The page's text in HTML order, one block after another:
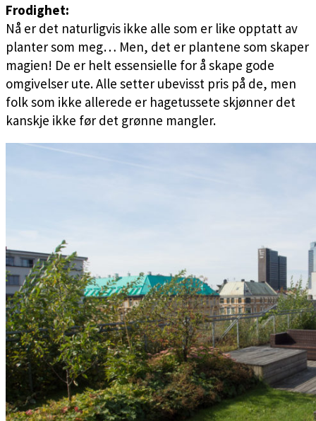
Frodighet:
Nå er det naturligvis ikke alle som er like opptatt av
planter som meg… Men, det er plantene som skaper
magien! De er helt essensielle for å skape gode
omgivelser ute. Alle setter ubevisst pris på de, men
folk som ikke allerede er hagetussete skjønner det
kanskje ikke før det grønne mangler.